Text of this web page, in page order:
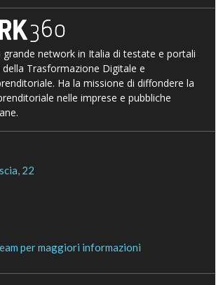
grande network in Italia di testate e portali
Trasformazione Digitale e
Ha la missione di diffondere la
nelle imprese e pubbliche
22
per maggiori informazioni